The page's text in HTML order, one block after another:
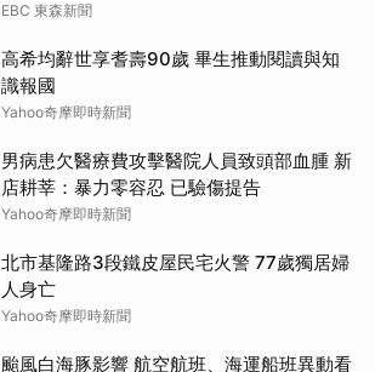
EBC 東森新聞
高希均辭世享耆壽90歲 畢生推動閱讀與知
識報國
Yahoo奇摩即時新聞
男病患欠醫療費攻擊醫院人員致頭部血腫 新
店耕莘：暴力零容忍 已驗傷提告
Yahoo奇摩即時新聞
北市基隆路3段鐵皮屋民宅火警 77歲獨居婦
人身亡
Yahoo奇摩即時新聞
颱風白海豚影響 航空航班、海運船班異動看